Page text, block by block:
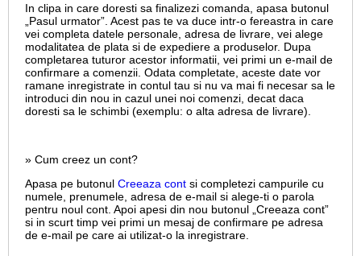
In clipa in care doresti sa finalizezi comanda, apasa butonul
„Pasul urmator”. Acest pas te va duce intr-o fereastra in care
vei completa datele personale, adresa de livrare, vei alege
modalitatea de plata si de expediere a produselor. Dupa
completarea tuturor acestor informatii, vei primi un e-mail de
confirmare a comenzii. Odata completate, aceste date vor
ramane inregistrate in contul tau si nu va mai fi necesar sa le
introduci din nou in cazul unei noi comenzi, decat daca
doresti sa le schimbi (exemplu: o alta adresa de livrare).
» Cum creez un cont?
Apasa pe butonul Creeaza cont si completezi campurile cu
numele, prenumele, adresa de e-mail si alege-ti o parola
pentru noul cont. Apoi apesi din nou butonul „Creeaza cont”
si in scurt timp vei primi un mesaj de confirmare pe adresa
de e-mail pe care ai utilizat-o la inregistrare.